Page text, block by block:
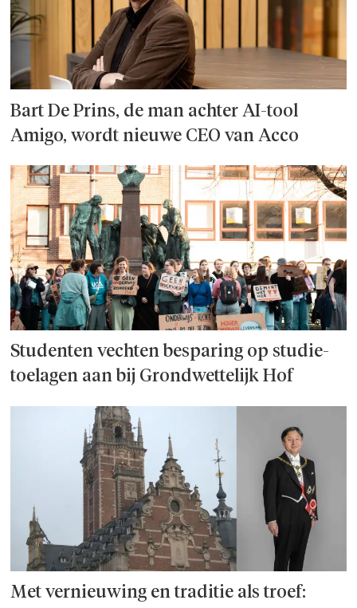
Bart De Prins, de man achter AI-tool
Amigo, wordt nieuwe CEO van Acco
Studenten vechten besparing op studie­
toelagen aan bij Grondwettelijk Hof
Met vernieuwing en traditie als troef: